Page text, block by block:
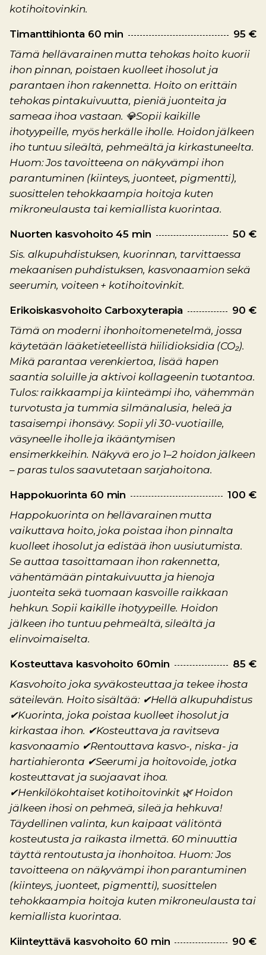
kotihoitovinkin.
Timanttihionta 60 min
95 €
Tämä hellävarainen mutta tehokas hoito kuorii
ihon pinnan, poistaen kuolleet ihosolut ja
parantaen ihon rakennetta. Hoito on erittäin
tehokas pintakuivuutta, pieniä juonteita ja
sameaa ihoa vastaan. 💎Sopii kaikille
ihotyypeille, myös herkälle iholle. Hoidon jälkeen
iho tuntuu sileältä, pehmeältä ja kirkastuneelta.
Huom: Jos tavoitteena on näkyvämpi ihon
parantuminen (kiinteys, juonteet, pigmentti),
suosittelen tehokkaampia hoitoja kuten
mikroneulausta tai kemiallista kuorintaa.
Nuorten kasvohoito 45 min
50 €
Sis. alkupuhdistuksen, kuorinnan, tarvittaessa
mekaanisen puhdistuksen, kasvonaamion sekä
seerumin, voiteen + kotihoitovinkit.
Erikoiskasvohoito Carboxyterapia
90 €
Tämä on moderni ihonhoitomenetelmä, jossa
käytetään lääketieteellistä hiilidioksidia (CO₂).
Mikä parantaa verenkiertoa, lisää hapen
saantia soluille ja aktivoi kollageenin tuotantoa.
Tulos: raikkaampi ja kiinteämpi iho, vähemmän
turvotusta ja tummia silmänalusia, heleä ja
tasaisempi ihonsävy. Sopii yli 30-vuotiaille,
väsyneelle iholle ja ikääntymisen
ensimerkkeihin. Näkyvä ero jo 1–2 hoidon jälkeen
– paras tulos saavutetaan sarjahoitona.
Happokuorinta 60 min
100 €
Happokuorinta on hellävarainen mutta
vaikuttava hoito, joka poistaa ihon pinnalta
kuolleet ihosolut ja edistää ihon uusiutumista.
Se auttaa tasoittamaan ihon rakennetta,
vähentämään pintakuivuutta ja hienoja
juonteita sekä tuomaan kasvoille raikkaan
hehkun. Sopii kaikille ihotyypeille. Hoidon
jälkeen iho tuntuu pehmeältä, sileältä ja
elinvoimaiselta.
Kosteuttava kasvohoito 60min
85 €
Kasvohoito joka syväkosteuttaa ja tekee ihosta
säteilevän. Hoito sisältää: ✔Hellä alkupuhdistus
✔Kuorinta, joka poistaa kuolleet ihosolut ja
kirkastaa ihon. ✔Kosteuttava ja ravitseva
kasvonaamio ✔Rentouttava kasvo-, niska- ja
hartiahieronta ✔Seerumi ja hoitovoide, jotka
kosteuttavat ja suojaavat ihoa.
✔Henkilökohtaiset kotihoitovinkit 🌿 Hoidon
jälkeen ihosi on pehmeä, sileä ja hehkuva!
Täydellinen valinta, kun kaipaat välitöntä
kosteutusta ja raikasta ilmettä. 60 minuuttia
täyttä rentoutusta ja ihonhoitoa. Huom: Jos
tavoitteena on näkyvämpi ihon parantuminen
(kiinteys, juonteet, pigmentti), suosittelen
tehokkaampia hoitoja kuten mikroneulausta tai
kemiallista kuorintaa.
Kiinteyttävä kasvohoito 60 min
90 €